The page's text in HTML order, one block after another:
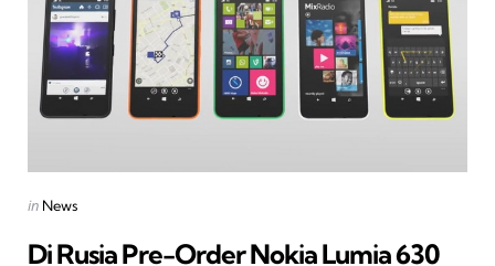
Posted
in News
Di Rusia Pre-Order Nokia Lumia 630